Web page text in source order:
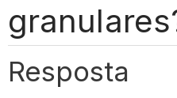
Resposta